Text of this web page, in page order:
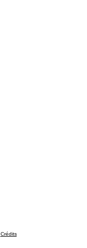
Crédits